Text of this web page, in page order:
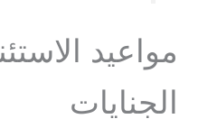
مواعيد
الجنايات